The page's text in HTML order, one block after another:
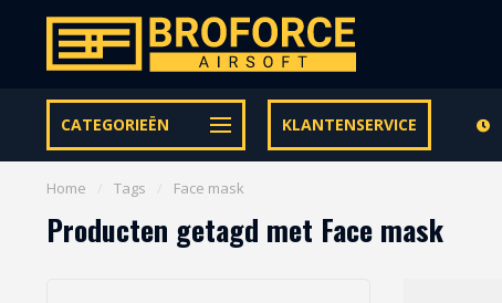
CATEGORIEËN KLANTENSERVICE
Let op onze speciale Facebook/Instagram aanbiedingen
Home Tags Face mask
Producten getagd met Face mask